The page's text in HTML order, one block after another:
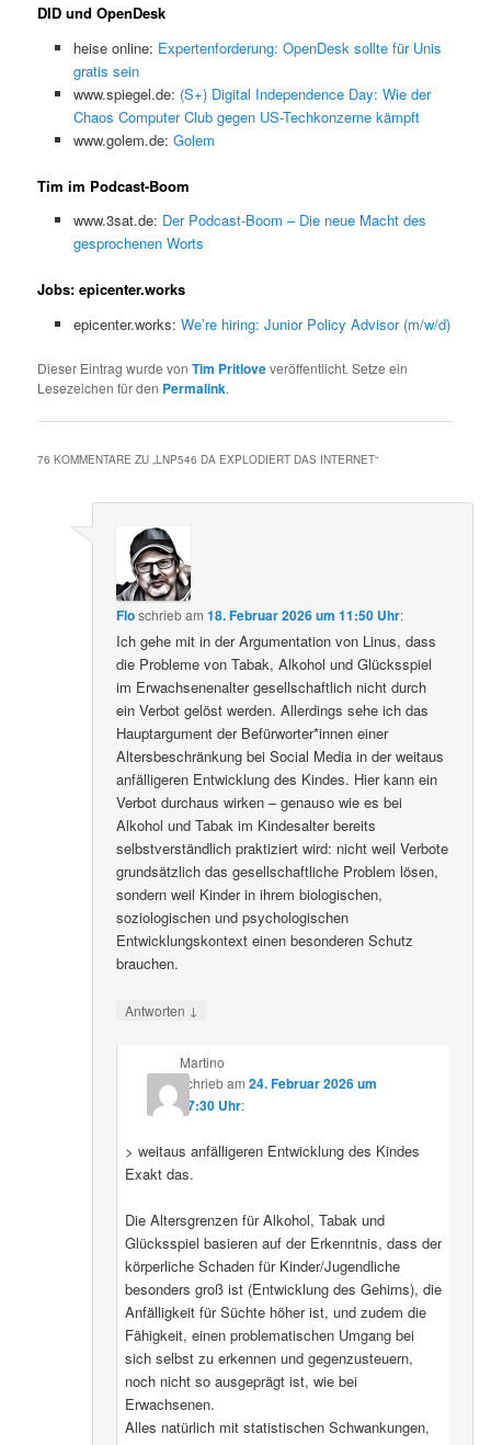
DID und OpenDesk
heise online: Expertenforderung: OpenDesk sollte für Unis
gratis sein
www.spiegel.de: (S+) Digital Independence Day: Wie der
Chaos Computer Club gegen US-Techkonzerne kämpft
www.golem.de: Golem
Tim im Podcast-Boom
www.3sat.de: Der Podcast-Boom – Die neue Macht des
gesprochenen Worts
Jobs: epicenter.works
epicenter.works: We’re hiring: Junior Policy Advisor (m/w/d)
Dieser Eintrag wurde vonTim Pritloveveröffentlicht. Setze ein
Lesezeichen für den Permalink.
76 KOMMENTARE ZU „LNP546 DA EXPLODIERT DAS INTERNET“
Floschriebam18. Februar 2026 um 11:50 Uhr:
Ich gehe mit in der Argumentation von Linus, dass
die Probleme von Tabak, Alkohol und Glücksspiel
im Erwachsenenalter gesellschaftlich nicht durch
ein Verbot gelöst werden. Allerdings sehe ich das
Hauptargument der Befürworter*innen einer
Altersbeschränkung bei Social Media in der weitaus
anfälligeren Entwicklung des Kindes. Hier kann ein
Verbot durchaus wirken – genauso wie es bei
Alkohol und Tabak im Kindesalter bereits
selbstverständlich praktiziert wird: nicht weil Verbote
grundsätzlich das gesellschaftliche Problem lösen,
sondern weil Kinder in ihrem biologischen,
soziologischen und psychologischen
Entwicklungskontext einen besonderen Schutz
brauchen.
Antworten ↓
Martino
schriebam 24. Februar 2026 um
07:30 Uhr:
> weitaus anfälligeren Entwicklung des Kindes
Exakt das.
Die Altersgrenzen für Alkohol, Tabak und
Glücksspiel basieren auf der Erkenntnis, dass der
körperliche Schaden für Kinder/Jugendliche
besonders groß ist (Entwicklung des Gehirns), die
Anfälligkeit für Süchte höher ist, und zudem die
Fähigkeit, einen problematischen Umgang bei
sich selbst zu erkennen und gegenzusteuern,
noch nicht so ausgeprägt ist, wie bei
Erwachsenen.
Alles natürlich mit statistischen Schwankungen,